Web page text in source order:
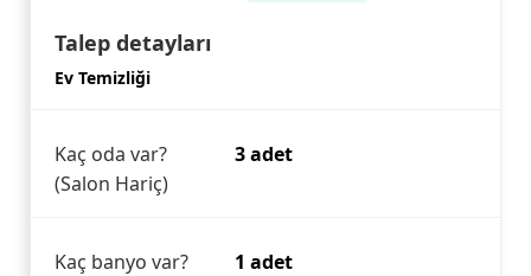
Talep detayları
Ev Temizliği
Kaç oda var?
(Salon Hariç)
3 adet
Kaç banyo var? 1 adet